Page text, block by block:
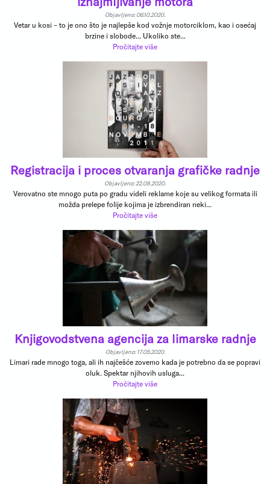
Objavljeno: 06.10.2020.
Vetar u kosi – to je ono što je najlepše kod vožnje motorciklom, kao i osećaj
brzine i slobode... Ukoliko ste...
Pročitajte više
Registracija i proces otvaranja grafičke radnje
Objavljeno: 22.08.2020.
Verovatno ste mnogo puta po gradu videli reklame koje su velikog formata ili
možda prelepe folije kojima je izbrendiran neki...
Pročitajte više
Knjigovodstvena agencija za limarske radnje
Objavljeno: 17.05.2020.
Limari rade mnogo toga, ali ih najčešće zovemo kada je potrebno da se popravi
oluk. Spektar njihovih usluga...
Pročitajte više